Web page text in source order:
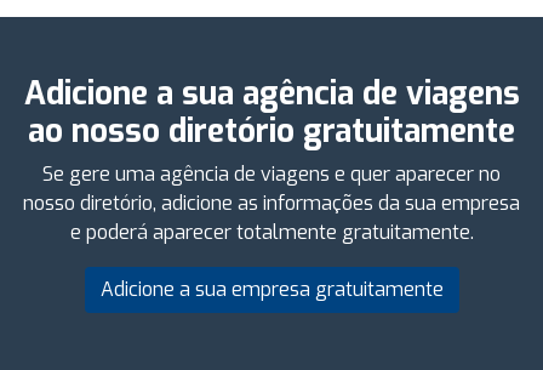
Adicione a sua agência de viagens
ao nosso diretório gratuitamente
Se gere uma agência de viagens e quer aparecer no
nosso diretório, adicione as informações da sua empresa
e poderá aparecer totalmente gratuitamente.
Adicione a sua empresa gratuitamente